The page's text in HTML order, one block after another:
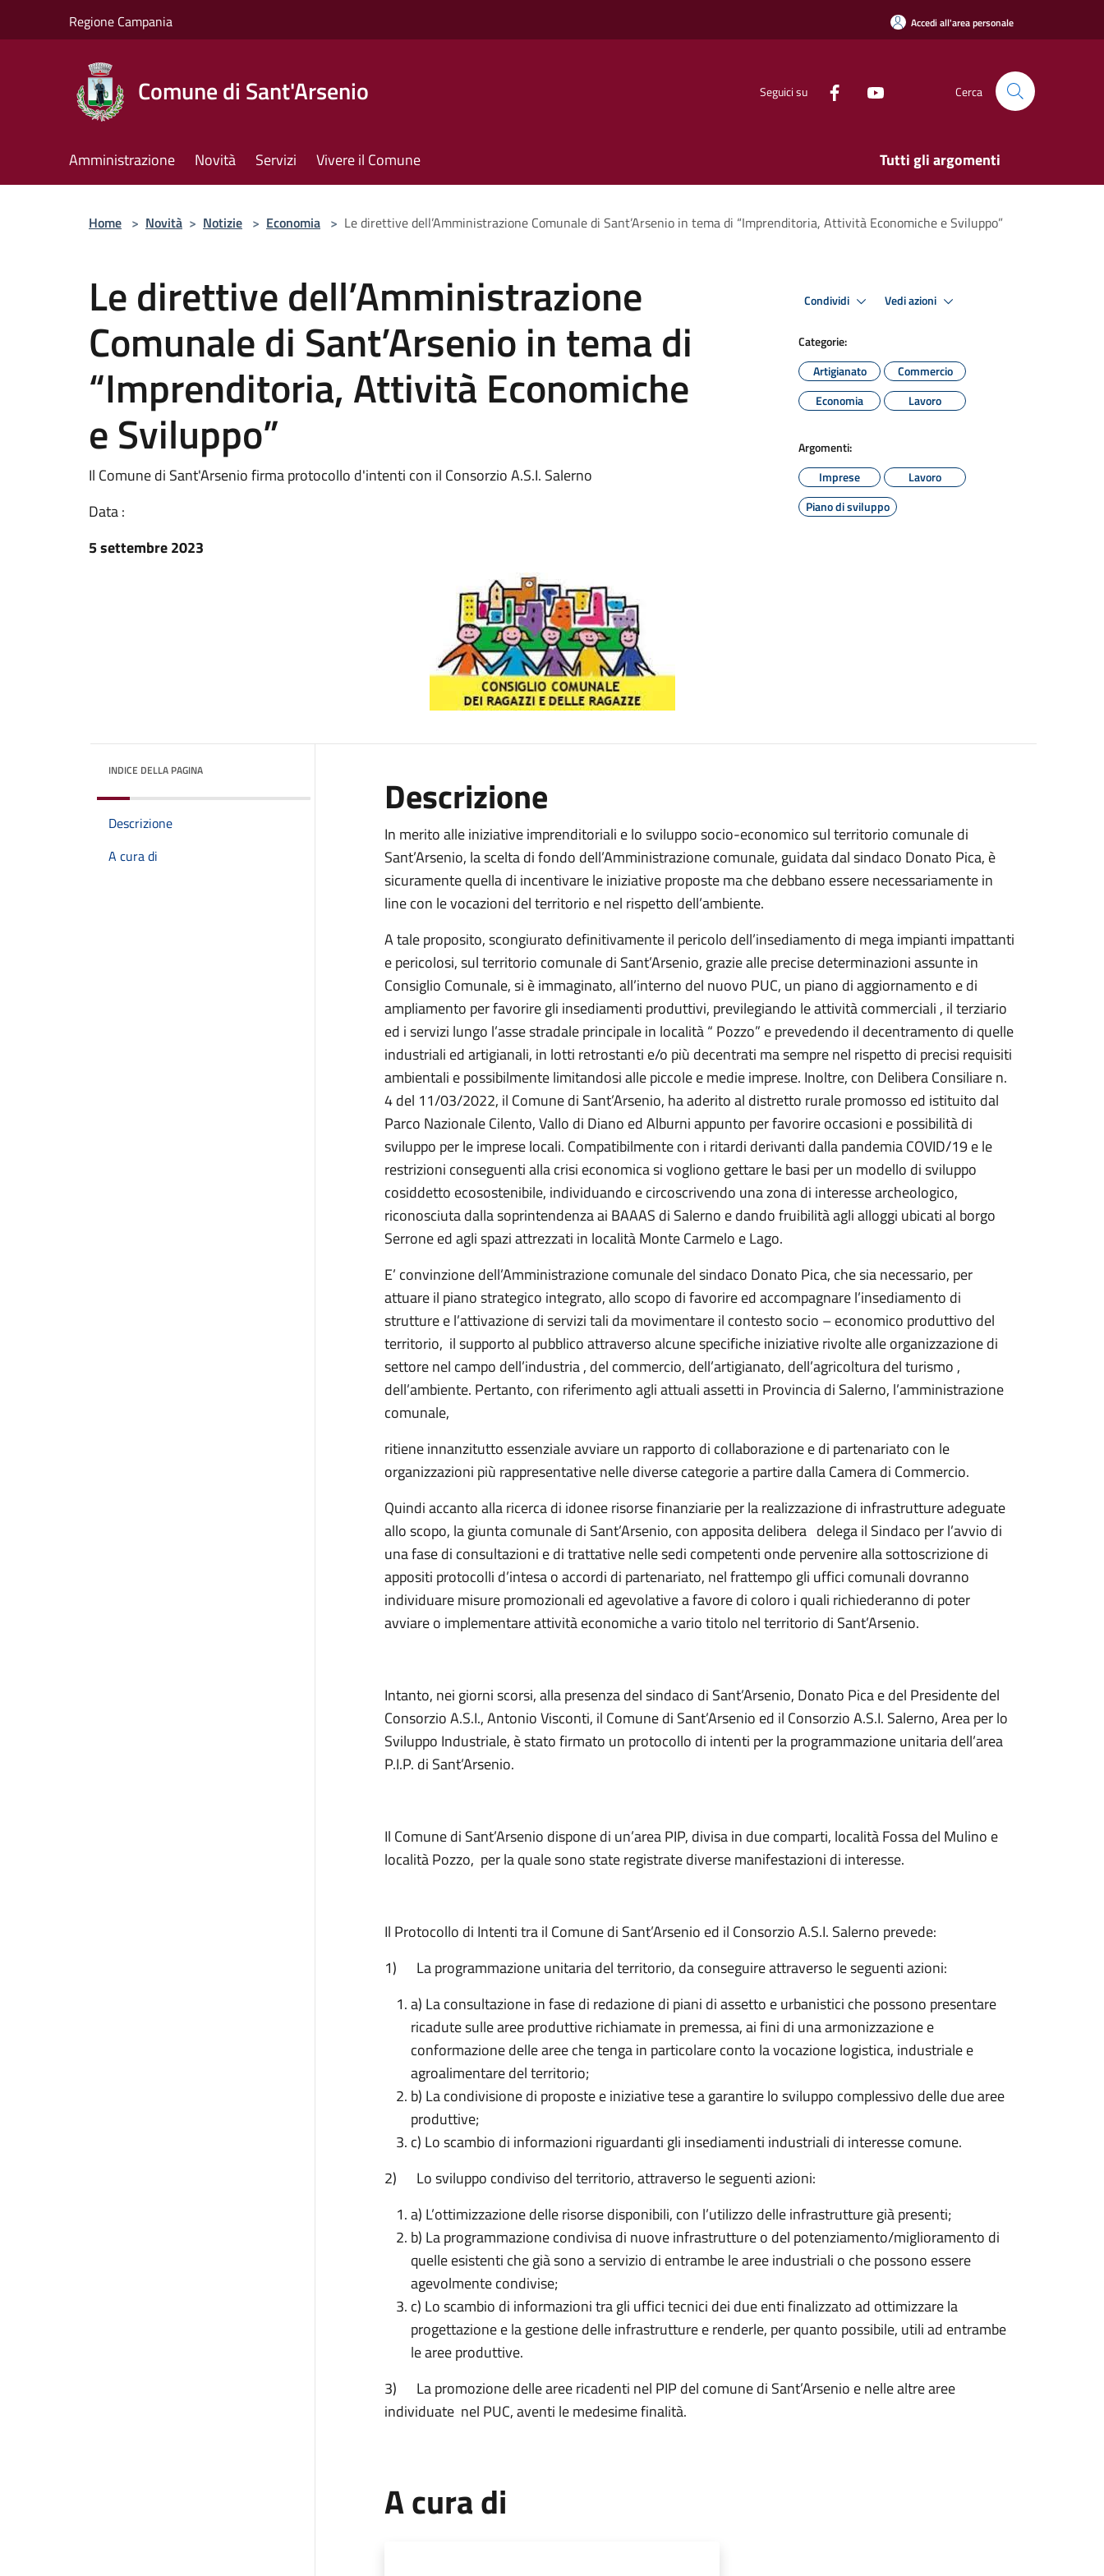
Regione Campania Accedi all'area personale
Comune di Sant'Arsenio Seguici su Cerca
Amministrazione Novità Servizi Vivere il Comune Tutti gli argomenti
Home > Novità > Notizie > Economia > Le direttive dell’Amministrazione Comunale di Sant’Arsenio in tema di “Imprenditoria, Attività Economiche e Sviluppo”
Le direttive dell’Amministrazione
Comunale di Sant’Arsenio in tema di
“Imprenditoria, Attività Economiche
e Sviluppo”
Il Comune di Sant'Arsenio firma protocollo d'intenti con il Consorzio A.S.I. Salerno
Data :
5 settembre 2023
Condividi Vedi azioni
Categorie:
Artigianato
Commercio
Economia
Lavoro
Argomenti:
Imprese
Lavoro
Piano di sviluppo
INDICE DELLA PAGINA
Descrizione
A cura di
Descrizione
In merito alle iniziative imprenditoriali e lo sviluppo socio-economico sul territorio comunale di
Sant’Arsenio, la scelta di fondo dell’Amministrazione comunale, guidata dal sindaco Donato Pica, è
sicuramente quella di incentivare le iniziative proposte ma che debbano essere necessariamente in
line con le vocazioni del territorio e nel rispetto dell’ambiente.
A tale proposito, scongiurato definitivamente il pericolo dell’insediamento di mega impianti impattanti
e pericolosi, sul territorio comunale di Sant’Arsenio, grazie alle precise determinazioni assunte in
Consiglio Comunale, si è immaginato, all’interno del nuovo PUC, un piano di aggiornamento e di
ampliamento per favorire gli insediamenti produttivi, previlegiando le attività commerciali , il terziario
ed i servizi lungo l’asse stradale principale in località “ Pozzo” e prevedendo il decentramento di quelle
industriali ed artigianali, in lotti retrostanti e/o più decentrati ma sempre nel rispetto di precisi requisiti
ambientali e possibilmente limitandosi alle piccole e medie imprese. Inoltre, con Delibera Consiliare n.
4 del 11/03/2022, il Comune di Sant’Arsenio, ha aderito al distretto rurale promosso ed istituito dal
Parco Nazionale Cilento, Vallo di Diano ed Alburni appunto per favorire occasioni e possibilità di
sviluppo per le imprese locali. Compatibilmente con i ritardi derivanti dalla pandemia COVID/19 e le
restrizioni conseguenti alla crisi economica si vogliono gettare le basi per un modello di sviluppo
cosiddetto ecosostenibile, individuando e circoscrivendo una zona di interesse archeologico,
riconosciuta dalla soprintendenza ai BAAAS di Salerno e dando fruibilità agli alloggi ubicati al borgo
Serrone ed agli spazi attrezzati in località Monte Carmelo e Lago.
E’ convinzione dell’Amministrazione comunale del sindaco Donato Pica, che sia necessario, per
attuare il piano strategico integrato, allo scopo di favorire ed accompagnare l’insediamento di
strutture e l’attivazione di servizi tali da movimentare il contesto socio – economico produttivo del
territorio, il supporto al pubblico attraverso alcune specifiche iniziative rivolte alle organizzazione di
settore nel campo dell’industria , del commercio, dell’artigianato, dell’agricoltura del turismo ,
dell’ambiente. Pertanto, con riferimento agli attuali assetti in Provincia di Salerno, l’amministrazione
comunale,
ritiene innanzitutto essenziale avviare un rapporto di collaborazione e di partenariato con le
organizzazioni più rappresentative nelle diverse categorie a partire dalla Camera di Commercio.
Quindi accanto alla ricerca di idonee risorse finanziarie per la realizzazione di infrastrutture adeguate
allo scopo, la giunta comunale di Sant’Arsenio, con apposita delibera delega il Sindaco per l’avvio di
una fase di consultazioni e di trattative nelle sedi competenti onde pervenire alla sottoscrizione di
appositi protocolli d’intesa o accordi di partenariato, nel frattempo gli uffici comunali dovranno
individuare misure promozionali ed agevolative a favore di coloro i quali richiederanno di poter
avviare o implementare attività economiche a vario titolo nel territorio di Sant’Arsenio.
Intanto, nei giorni scorsi, alla presenza del sindaco di Sant’Arsenio, Donato Pica e del Presidente del
Consorzio A.S.I., Antonio Visconti, il Comune di Sant’Arsenio ed il Consorzio A.S.I. Salerno, Area per lo
Sviluppo Industriale, è stato firmato un protocollo di intenti per la programmazione unitaria dell’area
P.I.P. di Sant’Arsenio.
Il Comune di Sant’Arsenio dispone di un’area PIP, divisa in due comparti, località Fossa del Mulino e
località Pozzo, per la quale sono state registrate diverse manifestazioni di interesse.
Il Protocollo di Intenti tra il Comune di Sant’Arsenio ed il Consorzio A.S.I. Salerno prevede:
1) La programmazione unitaria del territorio, da conseguire attraverso le seguenti azioni:
a) La consultazione in fase di redazione di piani di assetto e urbanistici che possono presentare
ricadute sulle aree produttive richiamate in premessa, ai fini di una armonizzazione e
conformazione delle aree che tenga in particolare conto la vocazione logistica, industriale e
agroalimentare del territorio;
b) La condivisione di proposte e iniziative tese a garantire lo sviluppo complessivo delle due aree
produttive;
c) Lo scambio di informazioni riguardanti gli insediamenti industriali di interesse comune.
2) Lo sviluppo condiviso del territorio, attraverso le seguenti azioni:
a) L’ottimizzazione delle risorse disponibili, con l’utilizzo delle infrastrutture già presenti;
b) La programmazione condivisa di nuove infrastrutture o del potenziamento/miglioramento di
quelle esistenti che già sono a servizio di entrambe le aree industriali o che possono essere
agevolmente condivise;
c) Lo scambio di informazioni tra gli uffici tecnici dei due enti finalizzato ad ottimizzare la
progettazione e la gestione delle infrastrutture e renderle, per quanto possibile, utili ad entrambe
le aree produttive.
3) La promozione delle aree ricadenti nel PIP del comune di Sant’Arsenio e nelle altre aree
individuate nel PUC, aventi le medesime finalità.
A cura di